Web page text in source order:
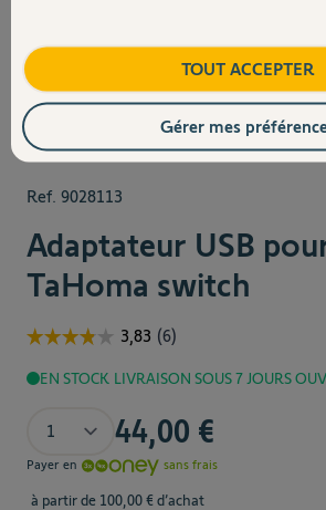
View larger image
View
Ref. 9028113
Adaptateur USB
TaHoma switch
EN STOCK LIVRAISON SOUS 7 JOURS
44,00 €
Payer en sans frais
à partir de 100,00 € d’achat
TOUT ACCEPTER
Gérer mes